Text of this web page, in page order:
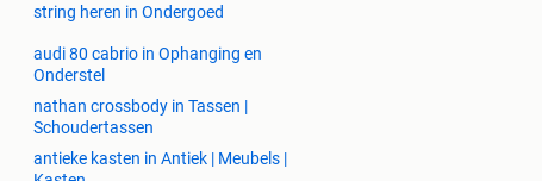
string heren in Ondergoed
audi 80 cabrio in Ophanging en
Onderstel
nathan crossbody in Tassen |
Schoudertassen
antieke kasten in Antiek | Meubels |